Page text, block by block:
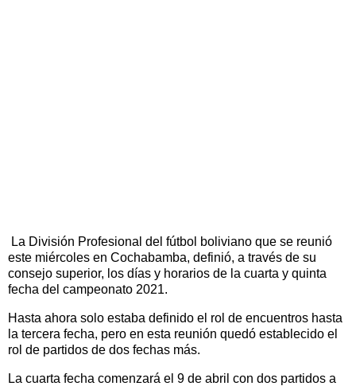
La División Profesional del fútbol boliviano que se reunió
este miércoles en Cochabamba, definió, a través de su
consejo superior, los días y horarios de la cuarta y quinta
fecha del campeonato 2021.
Hasta ahora solo estaba definido el rol de encuentros hasta
la tercera fecha, pero en esta reunión quedó establecido el
rol de partidos de dos fechas más.
La cuarta fecha comenzará el 9 de abril con dos partidos a